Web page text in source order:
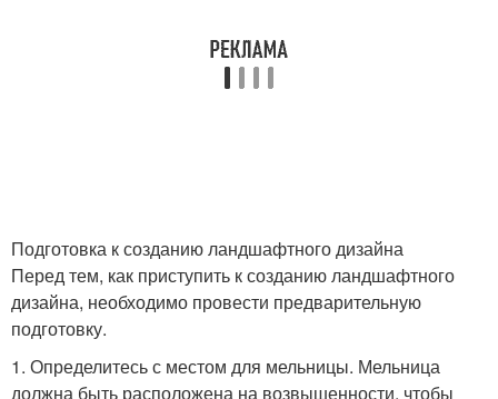
Подготовка к созданию ландшафтного дизайна
Перед тем, как приступить к созданию ландшафтного
дизайна, необходимо провести предварительную
подготовку.
1. Определитесь с местом для мельницы. Мельница
должна быть расположена на возвышенности, чтобы